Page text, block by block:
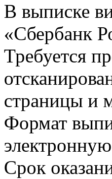
В выписке
«Сбербанк
Требуется
страницы и
Формат
Срок